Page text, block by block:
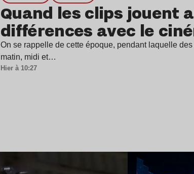
Quand les clips jouent
différences avec le
On se rappelle de cette époque, pendant laquelle
matin, midi et…
Hier à 10:27